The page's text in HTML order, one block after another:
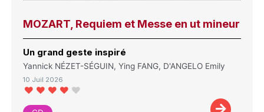
MOZART, Requiem et Messe en ut mineur
Un grand geste inspiré
Yannick NÉZET-SÉGUIN, Ying FANG, D'ANGELO Emily
10 Juil 2026